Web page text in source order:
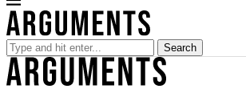
Search